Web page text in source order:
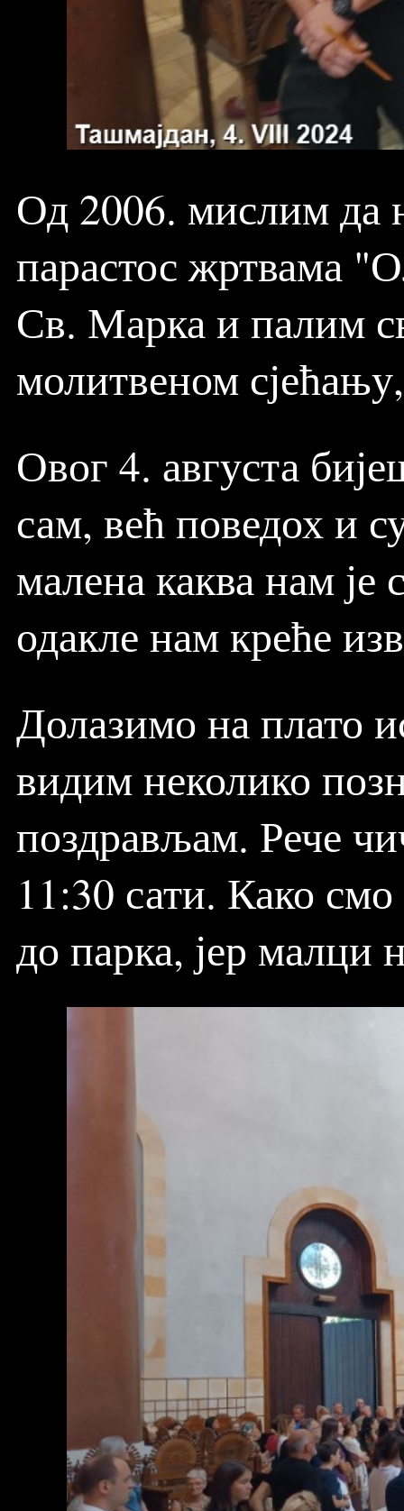
Од 2006. мислим да
парастос жртвама
Св. Марка и палим
молитвеном
Овог 4. августа
сам, већ поведох и
малена каква нам је
одакле нам креће
Долазимо на плато
видим неколико
поздрављам. Рече
11:30 сати. Како
до парка, јер малци